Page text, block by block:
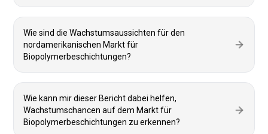
Wie sind die Wachstumsaussichten für den
nordamerikanischen Markt für
Biopolymerbeschichtungen?
Wie kann mir dieser Bericht dabei helfen,
Wachstumschancen auf dem Markt für
Biopolymerbeschichtungen zu erkennen?